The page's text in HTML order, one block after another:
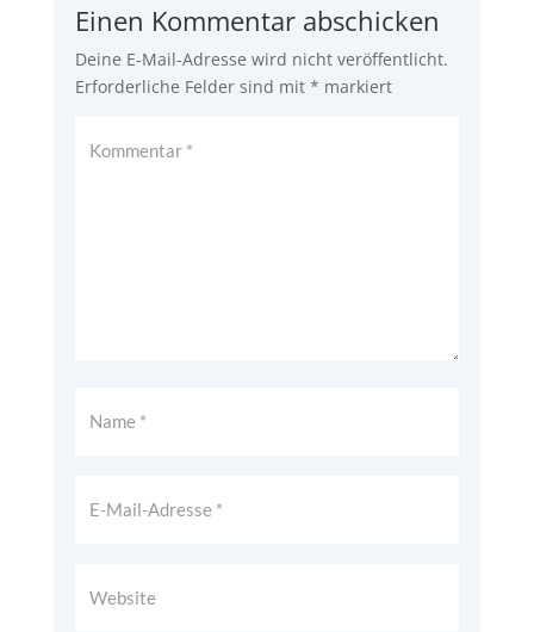
Einen Kommentar abschicken
Deine E-Mail-Adresse wird nicht veröffentlicht.
Erforderliche Felder sind mit * markiert